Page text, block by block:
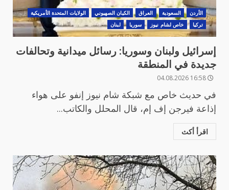
الأردن السعودية العراق الكيان الصهيوني
الولايات المتحدة الأمريكية
تركيا
خاص لشام نيوز سوريا لبنان
إسرائيل ولبنان وسوريا: رسائل ميدانية وتحالفات
جديدة في المنطقة
في حديث خاص مع شبكة شام نيوز إنفو على هواء
إذاعة فيرجن إف إم، قال المحلل والكاتب...
اقرأ أكث